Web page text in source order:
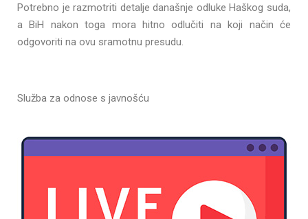
Potrebno je razmotriti detalje današnje odluke Haškog suda,
a BiH nakon toga mora hitno odlučiti na koji način će
odgovoriti na ovu sramotnu presudu.
Služba za odnose s javnošću